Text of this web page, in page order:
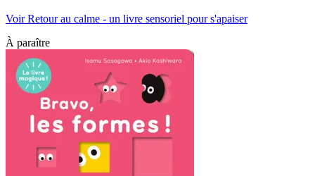
Voir Retour au calme - un livre sensoriel pour s'apaiser
À paraître